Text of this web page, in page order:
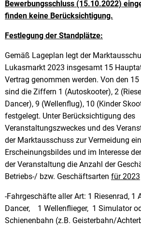
Bewerbungsschluss (15.10.2022)
finden keine Berücksichtigung.
Festlegung der Standplätze:
Gemäß Lageplan legt der
Lukasmarkt 2023 insgesamt 15
Vertrag genommen werden. Von den
sind die Ziffern 1 (Autoskooter), 2
Dancer), 9 (Wellenflug), 10 (Kinder
festgelegt. Unter Berücksichtigung des
Veranstaltungszweckes und des
der Marktausschuss zur Vermeidung
Erscheinungsbildes und im Interesse
der Veranstaltung die Anzahl der
Betriebs-/ bzw. Geschäftsarten für 2023
-Fahrgeschäfte aller Art: 1 Riesenrad, 1
Dancer, 1 Wellenflieger, 1 Simulator
Schienenbahn (z.B. Geisterbahn/